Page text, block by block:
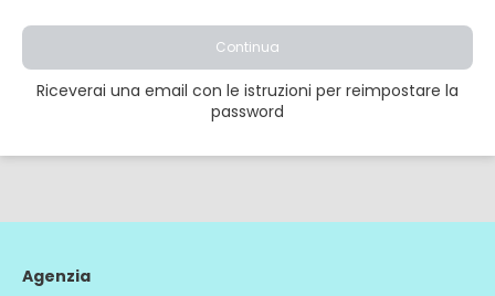
Continua
Riceverai una email con le istruzioni per reimpostare la
password
Agenzia